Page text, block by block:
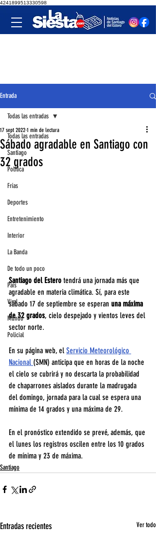
4241899513330598
Entrada
Todas las entradas
Santiago
Política
Frías
Deportes
Entretenimiento
Interior
La Banda
De todo un poco
País
Viral
Mundo
Policial
Todas las entradas
Sábado agradable en Santiago con
32 grados
17 sept 2022 1 min de lectura
Santiago del Estero tendrá una jornada más que
agradable en materia climática. Sí, para este
sábado 17 de septiembre se esperan una máxima
de 32 grados, cielo despejado y vientos leves del
sector norte.
En su página web, el Servicio Meteorológico
Nacional (SMN) anticipa que en horas de la noche
el cielo se cubrirá y no descarta la probabilidad
de chaparrones aislados durante la madrugada
del domingo, jornada para la cual se espera una
mínima de 14 grados y una máxima de 29.
En el pronóstico extendido se prevé, además, que
el lunes los registros oscilen entre los 10 grados
de mínima y 23 de máxima.
Santiago
Entradas recientes Ver todo